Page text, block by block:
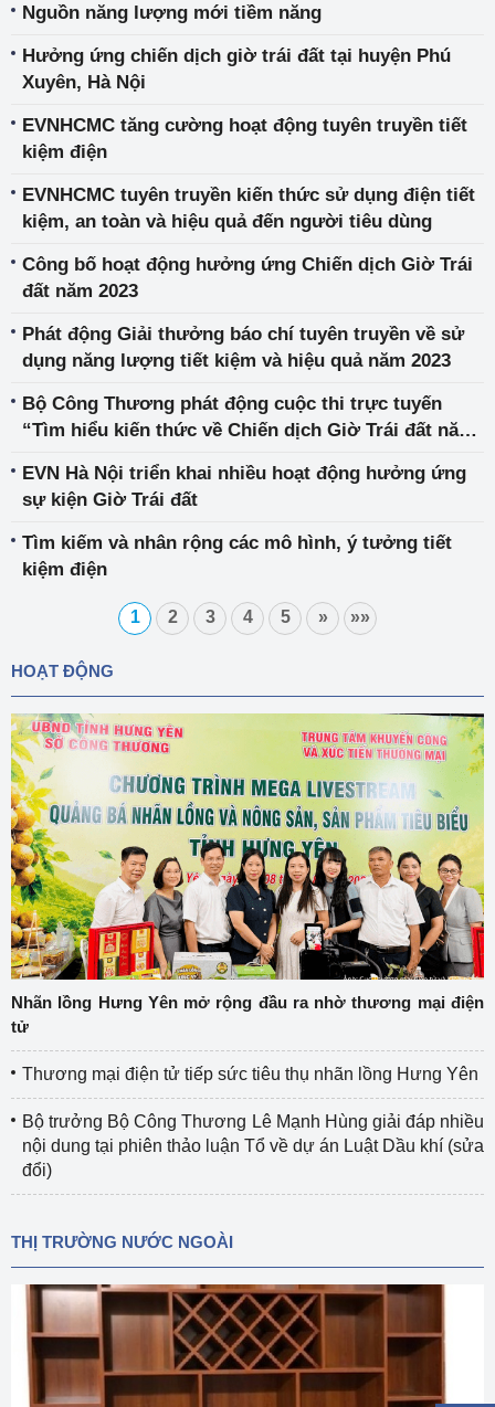
Nguồn năng lượng mới tiềm năng
Hưởng ứng chiến dịch giờ trái đất tại huyện Phú
Xuyên, Hà Nội
EVNHCMC tăng cường hoạt động tuyên truyền tiết
kiệm điện
EVNHCMC tuyên truyền kiến thức sử dụng điện tiết
kiệm, an toàn và hiệu quả đến người tiêu dùng
Công bố hoạt động hưởng ứng Chiến dịch Giờ Trái
đất năm 2023
Phát động Giải thưởng báo chí tuyên truyền về sử
dụng năng lượng tiết kiệm và hiệu quả năm 2023
Bộ Công Thương phát động cuộc thi trực tuyến
“Tìm hiểu kiến thức về Chiến dịch Giờ Trái đất năm
EVN Hà Nội triển khai nhiều hoạt động hưởng ứng
sự kiện Giờ Trái đất
Tìm kiếm và nhân rộng các mô hình, ý tưởng tiết
kiệm điện
1 2 3 4 5 » »»
HOẠT ĐỘNG
Nhãn lồng Hưng Yên mở rộng đầu ra nhờ thương mại điện
tử
Thương mại điện tử tiếp sức tiêu thụ nhãn lồng Hưng Yên
Bộ trưởng Bộ Công Thương Lê Mạnh Hùng giải đáp nhiều
nội dung tại phiên thảo luận Tổ về dự án Luật Dầu khí (sửa
đổi)
THỊ TRƯỜNG NƯỚC NGOÀI